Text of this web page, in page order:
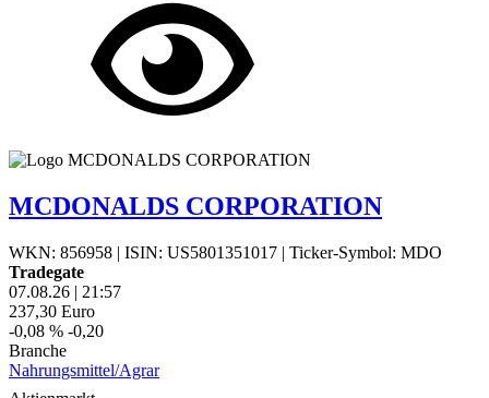
MCDONALDS CORPORATION
WKN: 856958 | ISIN: US5801351017 | Ticker-Symbol: MDO
Tradegate
07.08.26 | 21:57
237,30 Euro
-0,08 % -0,20
Branche
Nahrungsmittel/Agrar